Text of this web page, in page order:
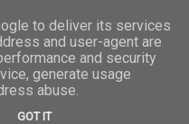
to deliver its services
and user-agent are
and security
generate usage
abuse.
GOT IT